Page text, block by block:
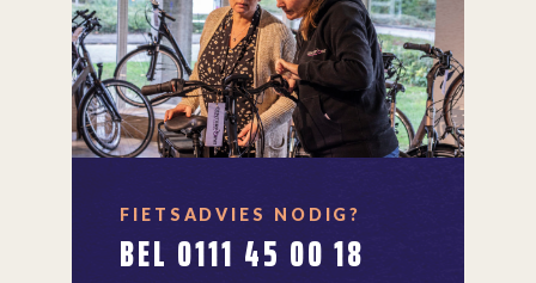
FIETSADVIES NODIG?
BEL 0111 45 00 18